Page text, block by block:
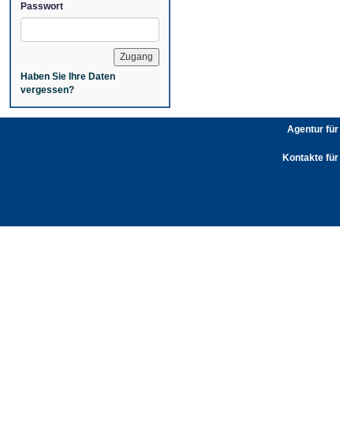
Passwort
Haben Sie Ihre Daten
vergessen?
Agentur für
Kontakte